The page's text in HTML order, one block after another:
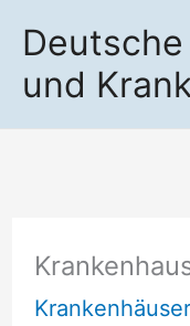
Inhalt
springen
und